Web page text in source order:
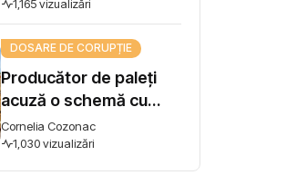
la Guvern. Premierul
Vasile Tofan: „Subiectul
se ia în lucru”
1,165 vizualizări
DOSARE DE CORUPȚIE
Producător de paleți
acuză o schemă cu
lemn tăiat ilegal și cere
intervenția premierului:
"Concurez cu firme
Cornelia Cozonac
1,030 vizualizări